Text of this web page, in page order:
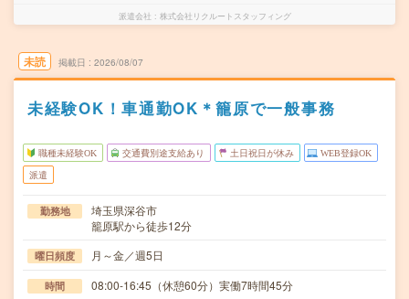
派遣会社 株式会社リクルートスタッフィング
未読 掲載日 2026/08/07
未経験OK！車通勤OK＊籠原で一般事務
職種未経験OK 交通費別途支給あり 土日祝日が休み WEB登録OK
派遣
勤務地
埼玉県深谷市
籠原駅から徒歩12分
曜日頻度 月～金／週5日
時間 08:00-16:45（休憩60分）実働7時間45分